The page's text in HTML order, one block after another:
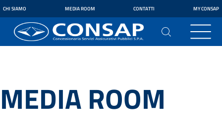
CHI SIAMO MEDIA ROOM CONTATTI MY CONSAP
MEDIA ROOM